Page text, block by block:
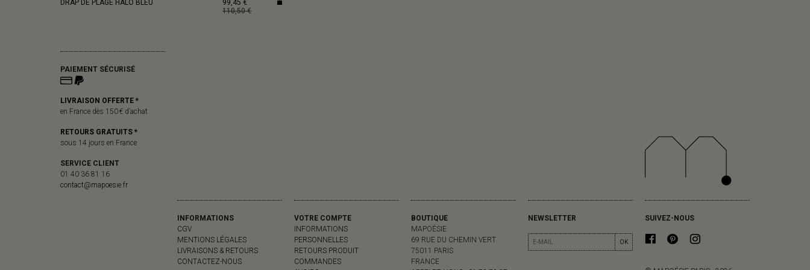
DRAP DE PLAGE HALO BLEU
99,45 €
110,50 €
PAIEMENT SÉCURISÉ
LIVRAISON OFFERTE *
en France dès 150 € d’achat
RETOURS GRATUITS *
sous 14 jours en France
SERVICE CLIENT
01 40 36 81 16
contact@mapoesie.fr
INFORMATIONS
CGV
MENTIONS LÉGALES
LIVRAISONS & RETOURS
CONTACTEZ-NOUS
VOTRE COMPTE
INFORMATIONS
PERSONNELLES
RETOURS PRODUIT
COMMANDES
BOUTIQUE
MAPOÉSIE
69 RUE DU CHEMIN VERT
75011 PARIS
FRANCE
NEWSLETTER
OK
SUIVEZ-NOUS